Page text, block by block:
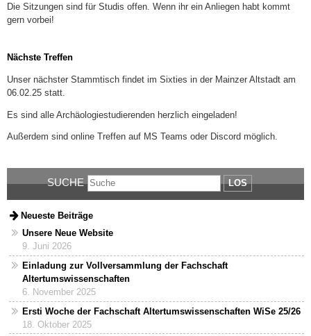
Die Sitzungen sind für Studis offen. Wenn ihr ein Anliegen habt kommt
gern vorbei!
Nächste Treffen
Unser nächster Stammtisch findet im Sixties in der Mainzer Altstadt am
06.02.25 statt.
Es sind alle Archäologiestudierenden herzlich eingeladen!
Außerdem sind online Treffen auf MS Teams oder Discord möglich.
SUCHE LOS
Neueste Beiträge
Unsere Neue Website
9. Juni 2026
Einladung zur Vollversammlung der Fachschaft
Altertumswissenschaften
6. November 2025
Ersti Woche der Fachschaft Altertumswissenschaften WiSe 25/26
18. Oktober 2025